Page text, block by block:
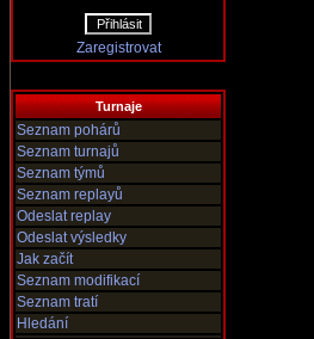
Zaregistrovat
Turnaje
Seznam pohárů
Seznam turnajů
Seznam týmů
Seznam replayů
Odeslat replay
Odeslat výsledky
Jak začít
Seznam modifikací
Seznam tratí
Hledání